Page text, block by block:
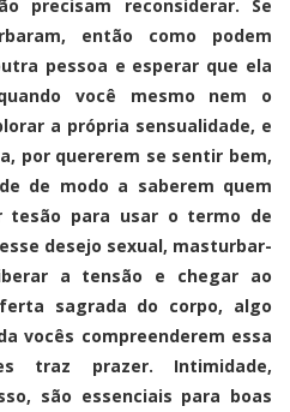
precisam reconsiderar. Se
então como podem
pessoa e esperar que ela
você mesmo nem o
a própria sensualidade, e
por quererem se sentir bem,
de modo a saberem quem
tesão para usar o termo de
desejo sexual, masturbar-
a tensão e chegar ao
sagrada do corpo, algo
vocês compreenderem essa
traz prazer. Intimidade,
são essenciais para boas